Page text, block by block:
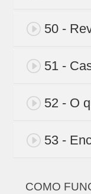
50 -
51 -
52 - O
53 -
COMO